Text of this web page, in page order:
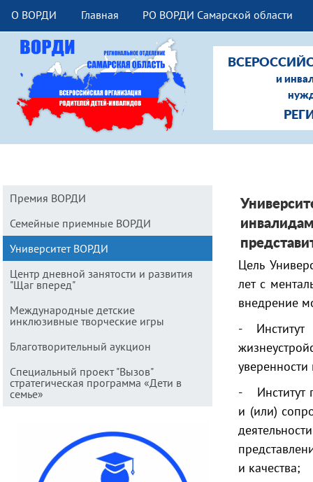
О ВОРДИ Главная РО ВОРДИ Самарской области
и
Цель
лет с
внедрение
-
- Институт
и (или)
и качества;
Премия ВОРДИ
Семейные приемные ВОРДИ
Университет ВОРДИ
Центр дневной занятости и развития
"Щаг вперед"
Международные детские
инклюзивные творческие игры
Благотворительный аукцион
Специальный проект "Вызов"
стратегическая программа «Дети в
семье»